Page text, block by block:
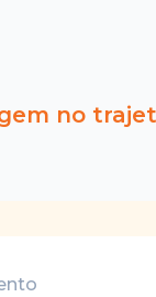
no